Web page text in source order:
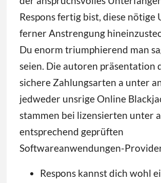
Respons fertig bist, diese nötige
ferner Anstrengung
Du enorm triumphierend man
seien. Die autoren präsentation
sichere Zahlungsarten a unter
jedweder unsrige Online
stammen bei lizensierten unter
entsprechend geprüften
Softwareanwendungen-
Respons kannst dich wohl